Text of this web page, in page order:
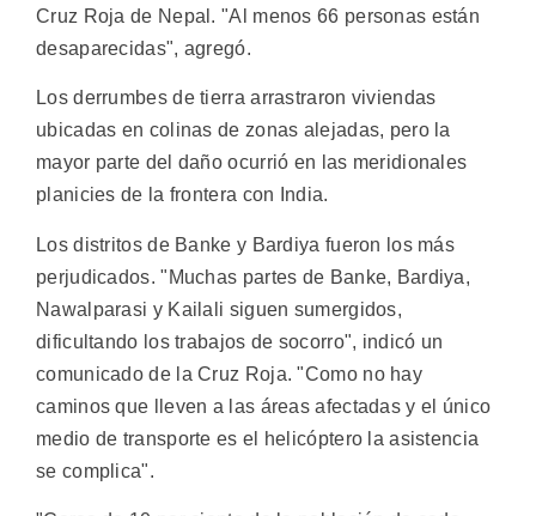
Cruz Roja de Nepal. "Al menos 66 personas están
desaparecidas", agregó.
Los derrumbes de tierra arrastraron viviendas
ubicadas en colinas de zonas alejadas, pero la
mayor parte del daño ocurrió en las meridionales
planicies de la frontera con India.
Los distritos de Banke y Bardiya fueron los más
perjudicados. "Muchas partes de Banke, Bardiya,
Nawalparasi y Kailali siguen sumergidos,
dificultando los trabajos de socorro", indicó un
comunicado de la Cruz Roja. "Como no hay
caminos que lleven a las áreas afectadas y el único
medio de transporte es el helicóptero la asistencia
se complica".